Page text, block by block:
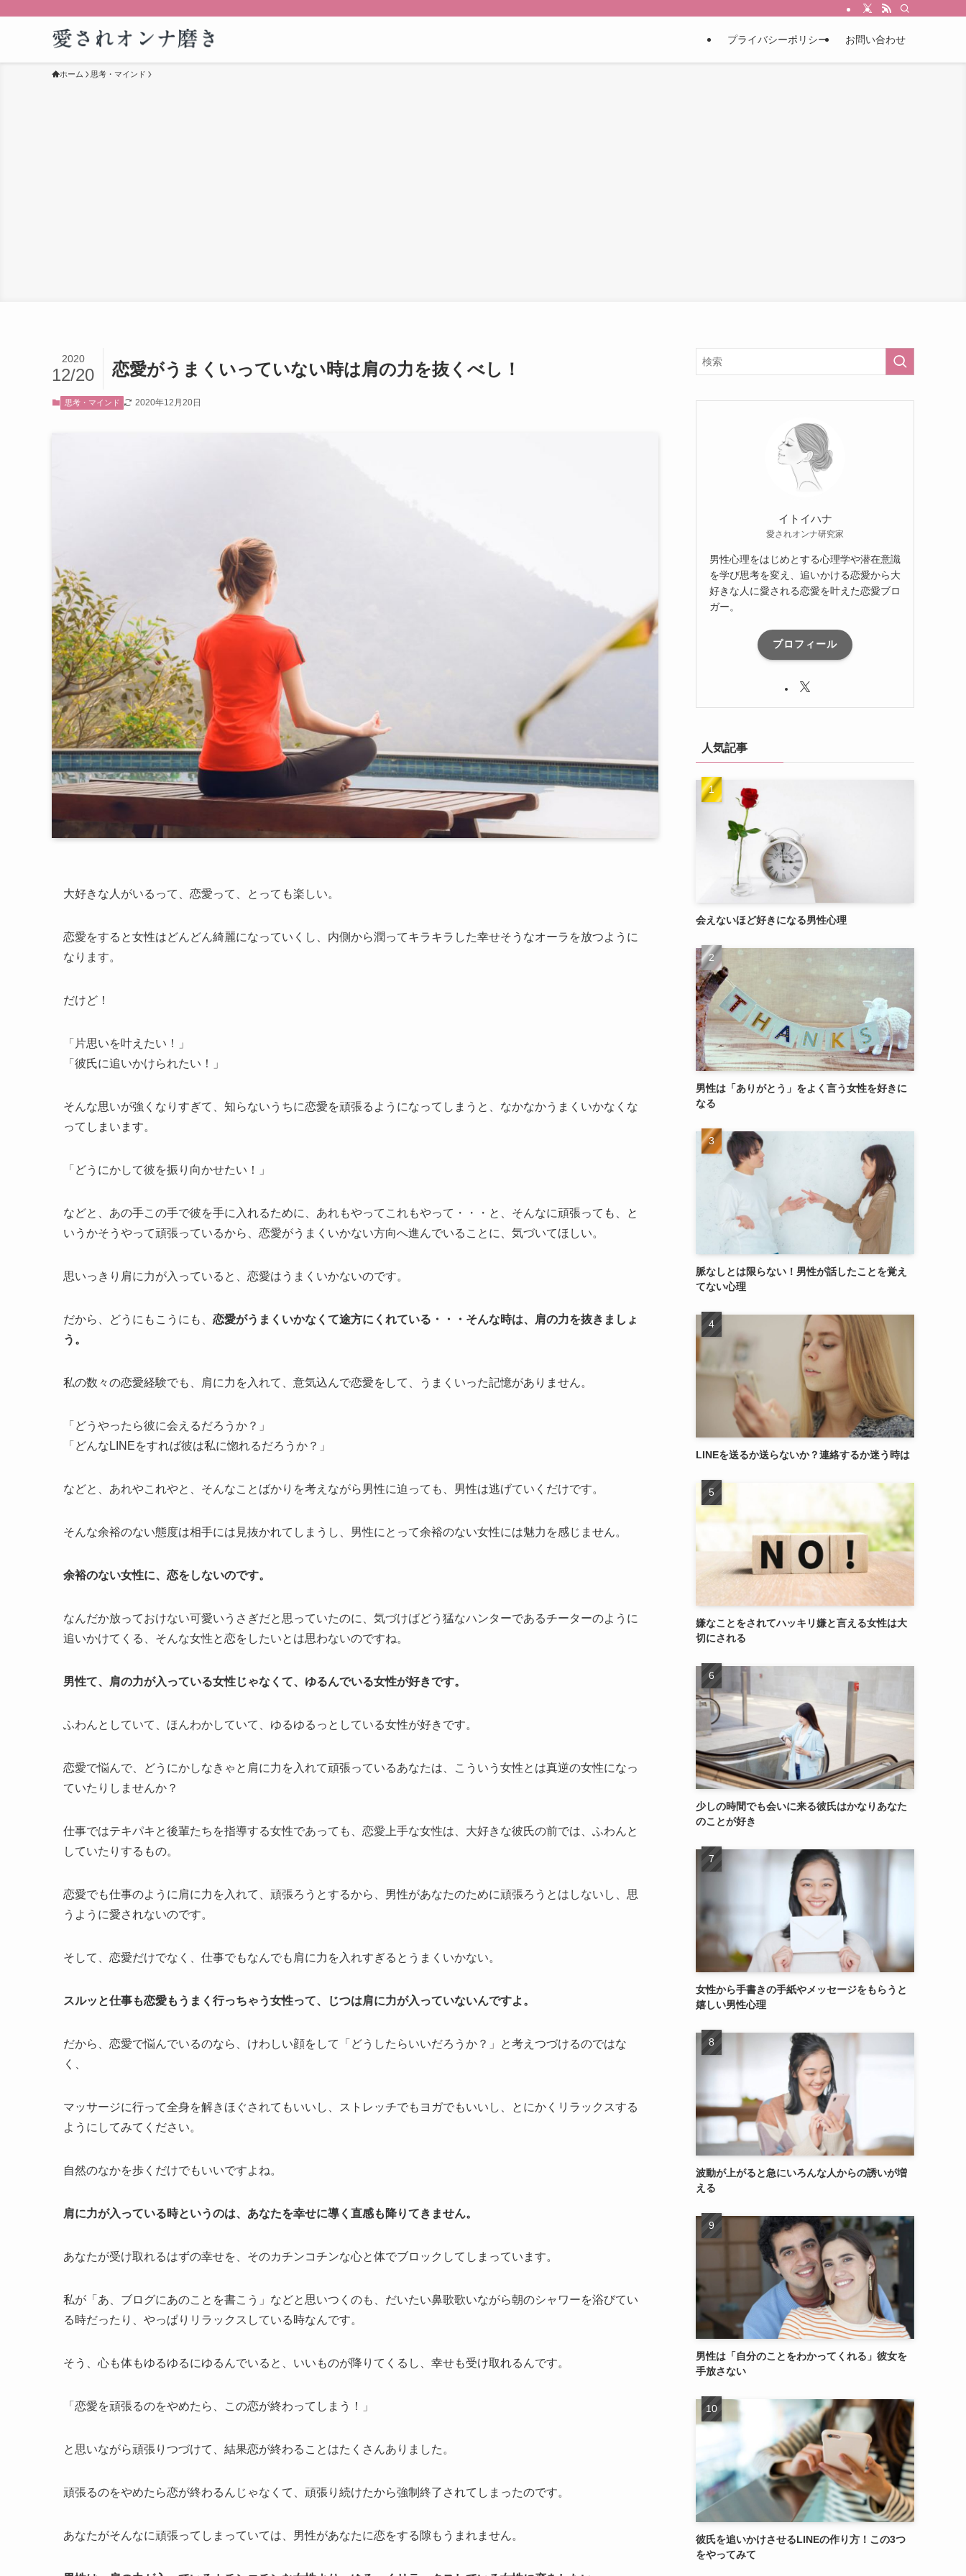
プライバシーポリシー お問い合わせ
ホーム 思考・マインド
恋愛がうまくいっていない時は肩の力を抜くべし！
2020
12/20
思考・マインド 2020年12月20日
大好きな人がいるって、恋愛って、とっても楽しい。
恋愛をすると女性はどんどん綺麗になっていくし、内側から潤ってキラキラした幸せそうなオーラを放つように
なります。
だけど！
「片思いを叶えたい！」
「彼氏に追いかけられたい！」
そんな思いが強くなりすぎて、知らないうちに恋愛を頑張るようになってしまうと、なかなかうまくいかなくな
ってしまいます。
「どうにかして彼を振り向かせたい！」
などと、あの手この手で彼を手に入れるために、あれもやってこれもやって・・・と、そんなに頑張っても、と
いうかそうやって頑張っているから、恋愛がうまくいかない方向へ進んでいることに、気づいてほしい。
思いっきり肩に力が入っていると、恋愛はうまくいかないのです。
だから、どうにもこうにも、 恋愛がうまくいかなくて途方にくれている・・・そんな時は、肩の力を抜きましょ
う。
私の数々の恋愛経験でも、肩に力を入れて、意気込んで恋愛をして、うまくいった記憶がありません。
「どうやったら彼に会えるだろうか？」
「どんなLINEをすれば彼は私に惚れるだろうか？」
などと、あれやこれやと、そんなことばかりを考えながら男性に迫っても、男性は逃げていくだけです。
そんな余裕のない態度は相手には見抜かれてしまうし、男性にとって余裕のない女性には魅力を感じません。
余裕のない女性に、恋をしないのです。
なんだか放っておけない可愛いうさぎだと思っていたのに、気づけばどう猛なハンターであるチーターのように
追いかけてくる、そんな女性と恋をしたいとは思わないのですね。
男性て、肩の力が入っている女性じゃなくて、ゆるんでいる女性が好きです。
ふわんとしていて、ほんわかしていて、ゆるゆるっとしている女性が好きです。
恋愛で悩んで、どうにかしなきゃと肩に力を入れて頑張っているあなたは、こういう女性とは真逆の女性になっ
ていたりしませんか？
仕事ではテキパキと後輩たちを指導する女性であっても、恋愛上手な女性は、大好きな彼氏の前では、ふわんと
していたりするもの。
恋愛でも仕事のように肩に力を入れて、頑張ろうとするから、男性があなたのために頑張ろうとはしないし、思
うように愛されないのです。
そして、恋愛だけでなく、仕事でもなんでも肩に力を入れすぎるとうまくいかない。
スルッと仕事も恋愛もうまく行っちゃう女性って、じつは肩に力が入っていないんですよ。
だから、恋愛で悩んでいるのなら、けわしい顔をして「どうしたらいいだろうか？」と考えつづけるのではな
く、
マッサージに行って全身を解きほぐされてもいいし、ストレッチでもヨガでもいいし、とにかくリラックスする
ようにしてみてください。
自然のなかを歩くだけでもいいですよね。
肩に力が入っている時というのは、あなたを幸せに導く直感も降りてきません。
あなたが受け取れるはずの幸せを、そのカチンコチンな心と体でブロックしてしまっています。
私が「あ、ブログにあのことを書こう」などと思いつくのも、だいたい鼻歌歌いながら朝のシャワーを浴びてい
る時だったり、やっぱりリラックスしている時なんです。
そう、心も体もゆるゆるにゆるんでいると、いいものが降りてくるし、幸せも受け取れるんです。
「恋愛を頑張るのをやめたら、この恋が終わってしまう！」
と思いながら頑張りつづけて、結果恋が終わることはたくさんありました。
頑張るのをやめたら恋が終わるんじゃなくて、頑張り続けたから強制終了されてしまったのです。
あなたがそんなに頑張ってしまっていては、男性があなたに恋をする隙もうまれません。
イトイハナ
愛されオンナ研究家
男性心理をはじめとする心理学や潜在意識
を学び思考を変え、追いかける恋愛から大
好きな人に愛される恋愛を叶えた恋愛ブロ
ガー。
プロフィール
人気記事
会えないほど好きになる男性心理
男性は「ありがとう」をよく言う女性を好きに
なる
脈なしとは限らない！男性が話したことを覚え
てない心理
LINEを送るか送らないか？連絡するか迷う時は
嫌なことをされてハッキリ嫌と言える女性は大
切にされる
少しの時間でも会いに来る彼氏はかなりあなた
のことが好き
女性から手書きの手紙やメッセージをもらうと
嬉しい男性心理
波動が上がると急にいろんな人からの誘いが増
える
男性は「自分のことをわかってくれる」彼女を
手放さない
彼氏を追いかけさせるLINEの作り方！この3つ
をやってみて